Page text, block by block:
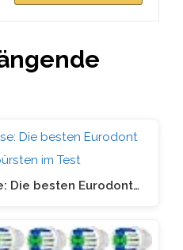
Die besten Eurodont…